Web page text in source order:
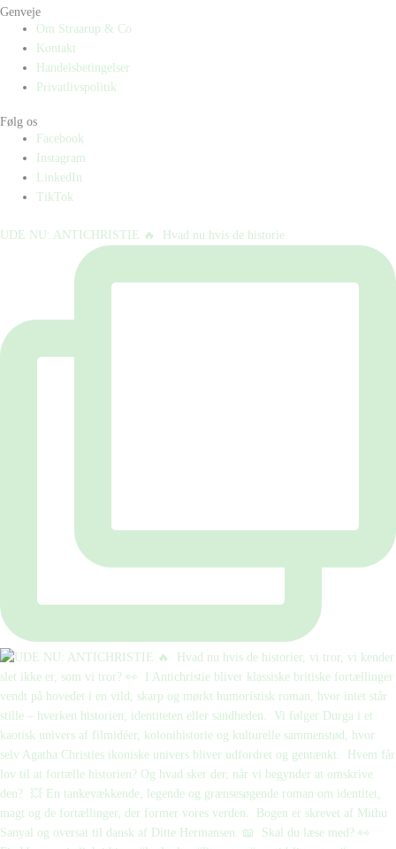
Genveje
Om Straarup & Co
Kontakt
Handelsbetingelser
Privatlivspolitik
Følg os
Facebook
Instagram
LinkedIn
TikTok
UDE NU: ANTICHRISTIE 🔥⁠ ⁠ Hvad nu hvis de historie